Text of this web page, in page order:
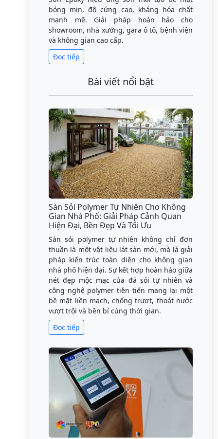
bóng mịn, độ cứng cao, kháng hóa chất
mạnh mẽ. Giải pháp hoàn hảo cho
showroom, nhà xưởng, gara ô tô, bệnh viện
và không gian cao cấp.
Đọc tiếp
Bài viết nổi bật
Sàn Sỏi Polymer Tự Nhiên Cho Không
Gian Nhà Phố: Giải Pháp Cảnh Quan
Hiện Đại, Bền Đẹp Và Tối Ưu
Sàn sỏi polymer tự nhiên không chỉ đơn
thuần là một vật liệu lát sàn mới, mà là giải
pháp kiến trúc toàn diện cho không gian
nhà phố hiện đại. Sự kết hợp hoàn hảo giữa
nét đẹp mộc mạc của đá sỏi tự nhiên và
công nghệ polymer tiên tiến mang lại một
bề mặt liền mạch, chống trượt, thoát nước
vượt trội và bền bỉ cùng thời gian.
Đọc tiếp